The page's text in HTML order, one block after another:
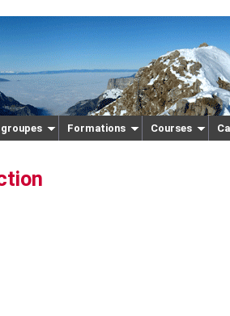
Formations Courses